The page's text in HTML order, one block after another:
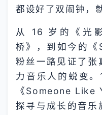
都设好了双闹钟，
从 16 岁的《光
桥》，到如今的
粉丝一路见证了张
力音乐人的蜕变
《Someone Like
探寻与成长的音乐